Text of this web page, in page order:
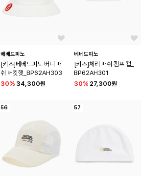
베베드피노
[키즈]베베드피노 버니 매
쉬 버킷햇_BP62AH303
30% 34,300원
베베드피노
[키즈]체리 매쉬 캠프 캡_
BP62AH301
30% 27,300원
56 57